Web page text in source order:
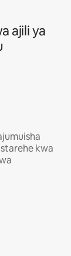
ajili ya
kwa